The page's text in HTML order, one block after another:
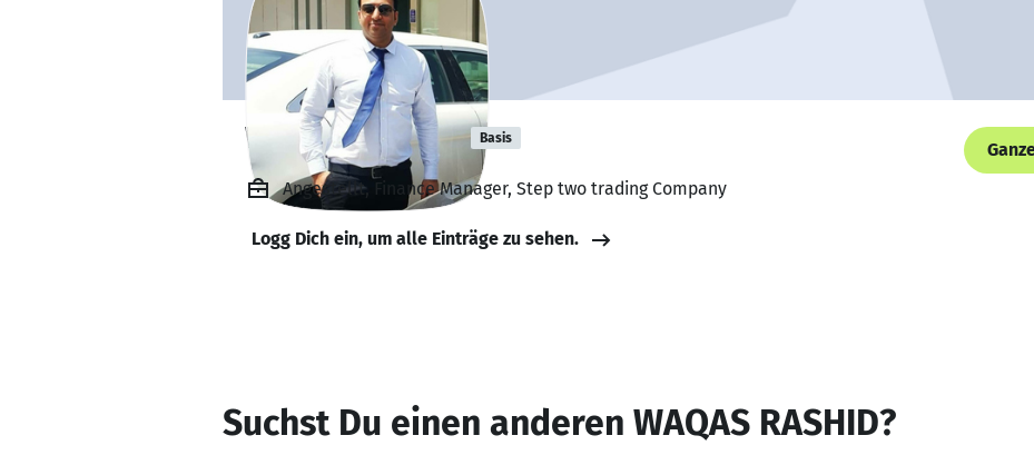
WAQAS RASHID Basis
Angestellt, Finance Manager, Step two trading Company
Logg Dich ein, um alle Einträge zu sehen.
Suchst Du einen anderen WAQAS RASHID?